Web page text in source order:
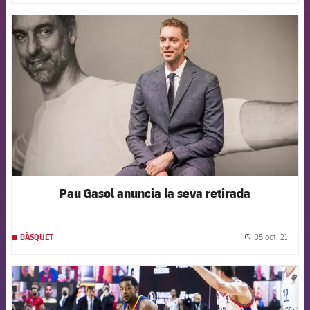
FCB Barcelona badge
Pau Gasol anuncia la seva retirada
BÀSQUET 05 oct. 21
FCB Barcelona badge